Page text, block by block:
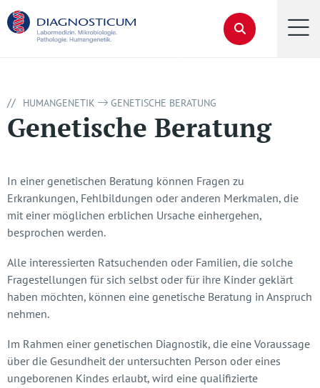
// HUMANGENETIK GENETISCHE BERATUNG
Genetische Beratung
In einer genetischen Beratung können Fragen zu
Erkrankungen, Fehlbildungen oder anderen Merkmalen, die
mit einer möglichen erblichen Ursache einhergehen,
besprochen werden.
Alle interessierten Ratsuchenden oder Familien, die solche
Fragestellungen für sich selbst oder für ihre Kinder geklärt
haben möchten, können eine genetische Beratung in Anspruch
nehmen.
Im Rahmen einer genetischen Diagnostik, die eine Voraussage
über die Gesundheit der untersuchten Person oder eines
ungeborenen Kindes erlaubt, wird eine qualifizierte